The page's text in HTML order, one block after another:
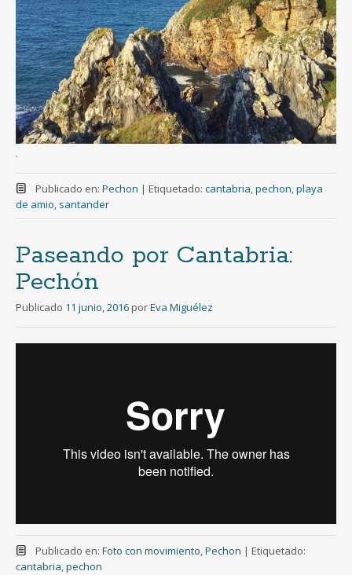
.
Publicado en: Pechon | Etiquetado: cantabria,pechon,playa
de amio, santander
Paseando por Cantabria:
Pechón
Publicado 11 junio, 2016 porEva Miguélez
Publicado en: Foto con movimiento,Pechon | Etiquetado:
cantabria,pechon